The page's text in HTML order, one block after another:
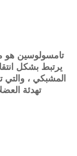
تامسولوسين
المشبكي ، والتي
تهدئة